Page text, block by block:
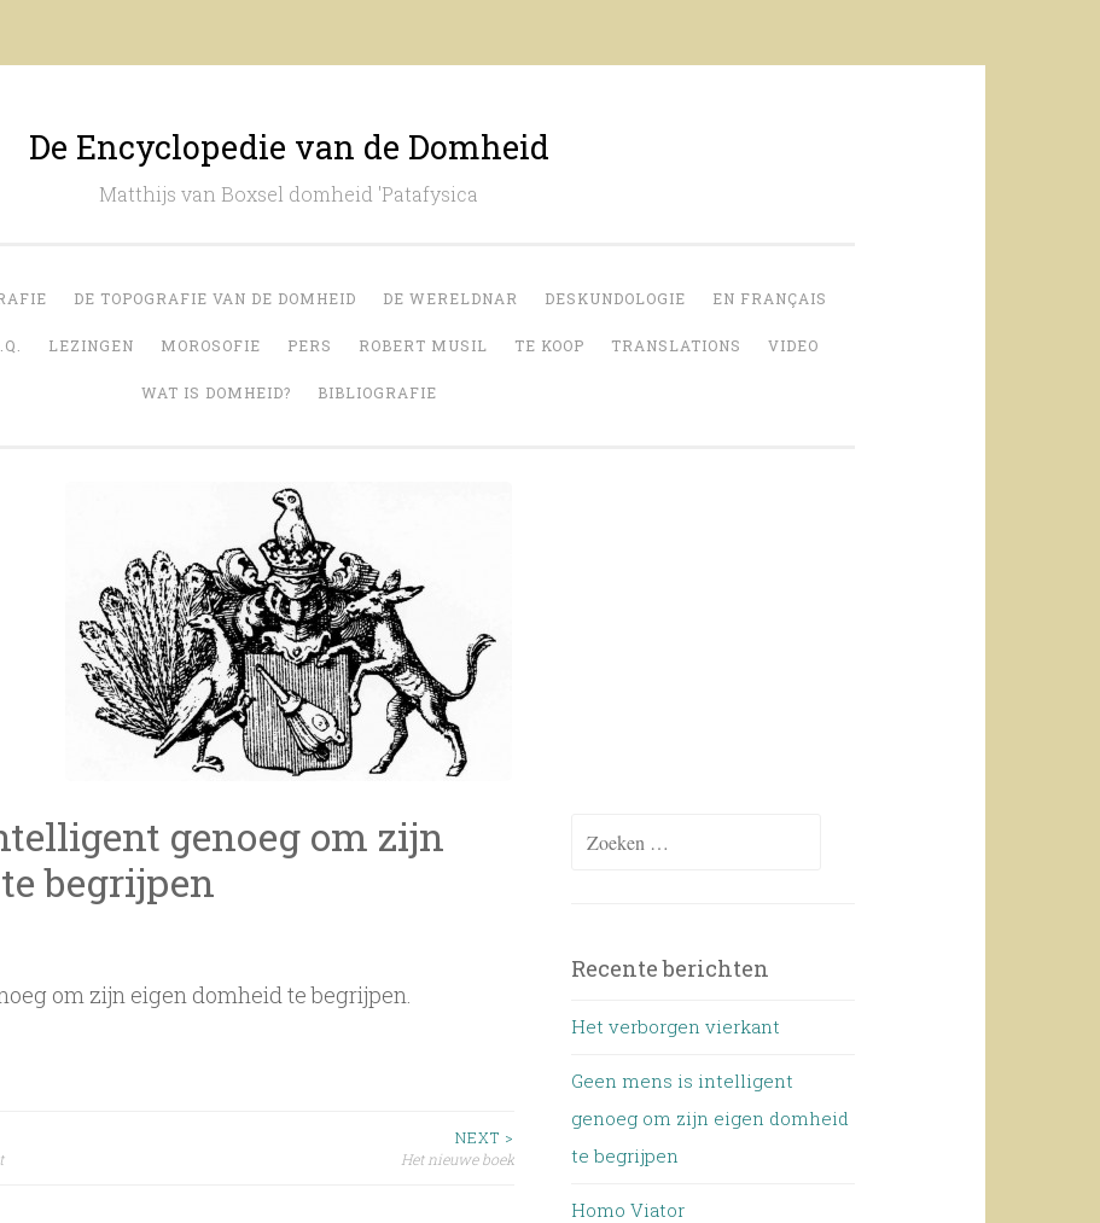
De Encyclopedie van de Domheid
Matthijs van Boxsel domheid 'Patafysica
DE TOPOGRAFIE VAN DE DOMHEID DE WERELDNAR DESKUNDOLOGIE EN FRANÇAIS
LEZINGEN MOROSOFIE PERS ROBERT MUSIL TE KOOP TRANSLATIONS VIDEO
WAT IS DOMHEID? BIBLIOGRAFIE
genoeg om zijn
begrijpen
om zijn eigen domheid te begrijpen.
NEXT >
Het nieuwe boek
Zoeken
Recente berichten
Het verborgen vierkant
Geen mens is intelligent
genoeg om zijn eigen domheid
te begrijpen
Homo Viator